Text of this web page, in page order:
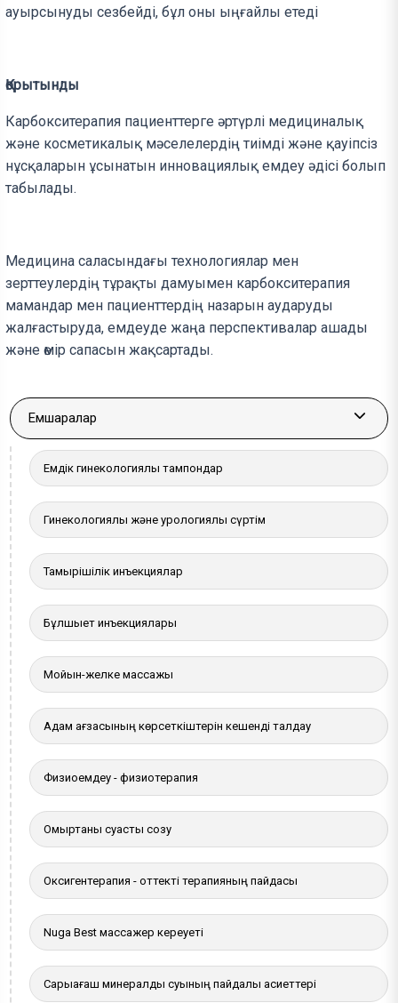
ауырсынуды сезбейді, бұл оны ыңғайлы етеді
Қорытынды
Карбокситерапия пациенттерге әртүрлі медициналық
және косметикалық мәселелердің тиімді және қауіпсіз
нұсқаларын ұсынатын инновациялық емдеу әдісі болып
табылады.
Медицина саласындағы технологиялар мен
зерттеулердің тұрақты дамуымен карбокситерапия
мамандар мен пациенттердің назарын аударуды
жалғастыруда, емдеуде жаңа перспективалар ашады
және өмір сапасын жақсартады.
Емшаралар More
Емдік гинекологиялық тампондар
Гинекологиялық және урологиялық сүртім
Тамырішілік инъекциялар
Бұлшықет инъекциялары
Мойын-желке массажы
Адам ағзасының көрсеткіштерін кешенді талдау
Физиоемдеу - физиотерапия
Омыртқаны суасты созу
Оксигентерапия - оттекті терапияның пайдасы
Nuga Best массажер кереуеті
Сарыағаш минералды суының пайдалы қасиеттері